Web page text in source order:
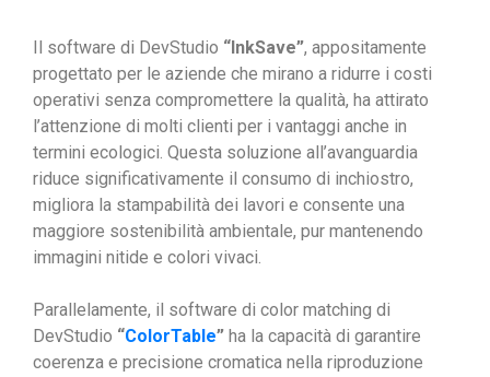
Il software di DevStudio “InkSave”, appositamente
progettato per le aziende che mirano a ridurre i costi
operativi senza compromettere la qualità, ha attirato
l’attenzione di molti clienti per i vantaggi anche in
termini ecologici. Questa soluzione all’avanguardia
riduce significativamente il consumo di inchiostro,
migliora la stampabilità dei lavori e consente una
maggiore sostenibilità ambientale, pur mantenendo
immagini nitide e colori vivaci.
Parallelamente, il software di color matching di
DevStudio “ColorTable” ha la capacità di garantire
coerenza e precisione cromatica nella riproduzione